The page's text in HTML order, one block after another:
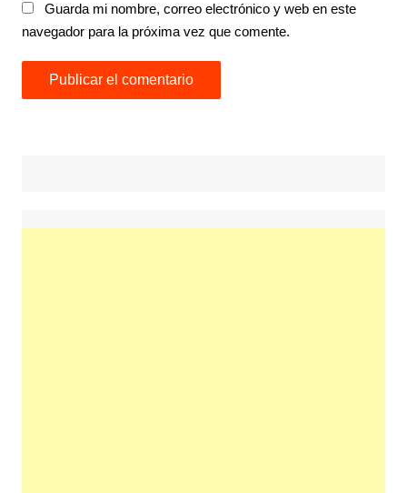
Guarda mi nombre, correo electrónico y web en este
navegador para la próxima vez que comente.